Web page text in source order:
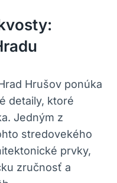
Hrušov​ ponúka‌
detaily, ktoré‍
Jedným z
stredovekého
⁣prvky,
zručnosť a